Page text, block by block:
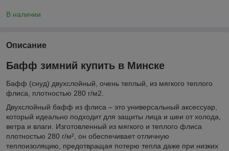
В наличии
Описание
Бафф зимний купить в Минске
Бафф (снуд) двухслойный, очень теплый, из мягкого теплого
флиса, плотностью 280 г/м2.
Двухслойный бафф из флиса – это универсальный аксессуар,
который идеально подходит для защиты лица и шеи от холода,
ветра и влаги. Изготовленный из мягкого и теплого флиса
плотностью 280 г/м², он обеспечивает отличную
теплоизоляцию, предотвращая потерю тепла даже при низких